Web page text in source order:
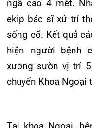
Khoa Hô hấp – Nội
Khoa Cơ xương khớp
Khoa Tiêu hóa
Khoa Ung Bướu
Khoa Thận nhân tạo
Tại khoa Ngoại, bệnh
sốt, được điều trị tích
thời hội chẩn chuyên
đoán người bệnh mắc
Bệnh nhân đã đỡ đau
08h15 ngày 09/03: